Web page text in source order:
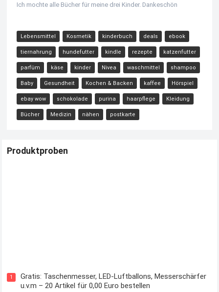
Ich mochte alle Bücher für meine drei Kinder. Dankeschön
Lebensmittel Kosmetik kinderbuch deals ebook
tiernahrung hundefutter kindle rezepte katzenfutter
parfüm käse kinder Nivea waschmittel shampoo
Baby Gesundheit Kochen & Backen kaffee Hörspiel
ebay wow schokolade purina haarpflege Kleidung
Bücher Medizin nähen postkarte
Produktproben
1
Gratis: Taschenmesser, LED-Luftballons, Messerschärfer
u.v.m – 20 Artikel für 0,00 Euro bestellen